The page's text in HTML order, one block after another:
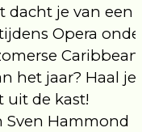
dacht je van een
Opera
Caribbean
het jaar? Haal je
uit de kast!
Sven Hammond